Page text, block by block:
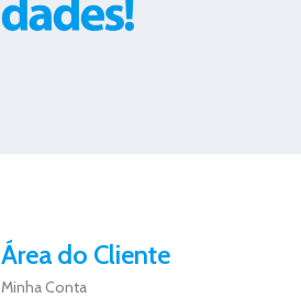
Área do Cliente
Minha Conta